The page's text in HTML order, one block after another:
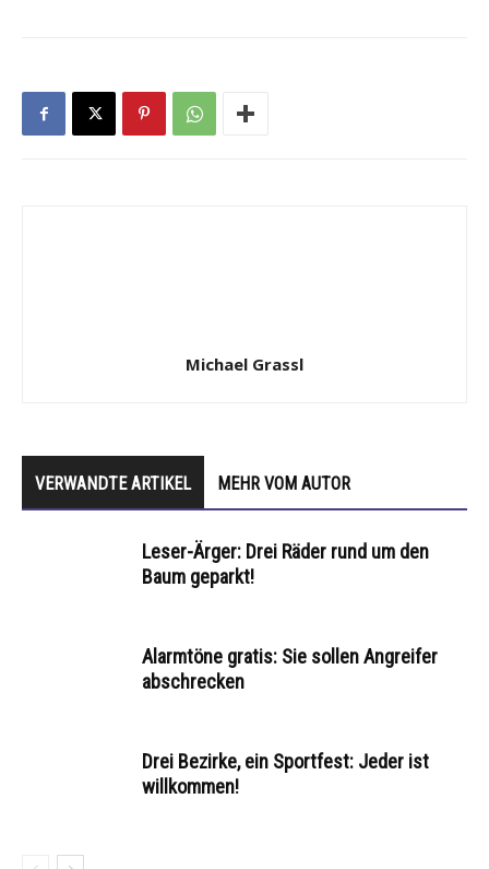
Michael Grassl
VERWANDTE ARTIKEL MEHR VOM AUTOR
Leser-Ärger: Drei Räder rund um den
Baum geparkt!
Alarmtöne gratis: Sie sollen Angreifer
abschrecken
Drei Bezirke, ein Sportfest: Jeder ist
willkommen!